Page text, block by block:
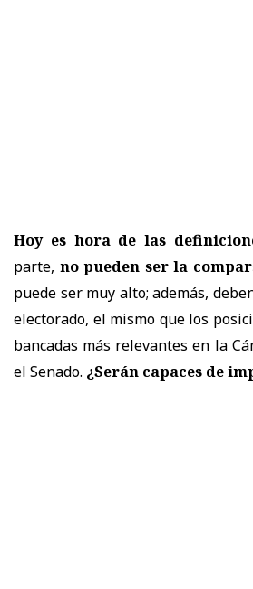
Hoy es hora de las
parte, no pueden ser la
puede ser muy alto; además,
electorado, el mismo que los
bancadas más relevantes en la
el Senado. ¿Serán capaces de